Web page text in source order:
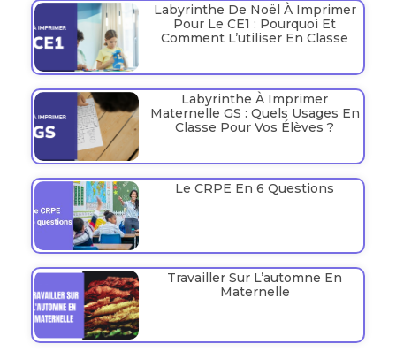
Labyrinthe De Noël À Imprimer
Pour Le CE1 : Pourquoi Et
Comment L’utiliser En Classe
Labyrinthe À Imprimer
Maternelle GS : Quels Usages En
Classe Pour Vos Élèves ?
Le CRPE En 6 Questions
Travailler Sur L’automne En
Maternelle